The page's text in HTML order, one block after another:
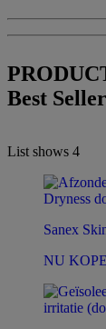
Best
List shows 4
Sanex
NU